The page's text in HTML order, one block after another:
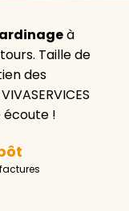
à
Taille de
des
!